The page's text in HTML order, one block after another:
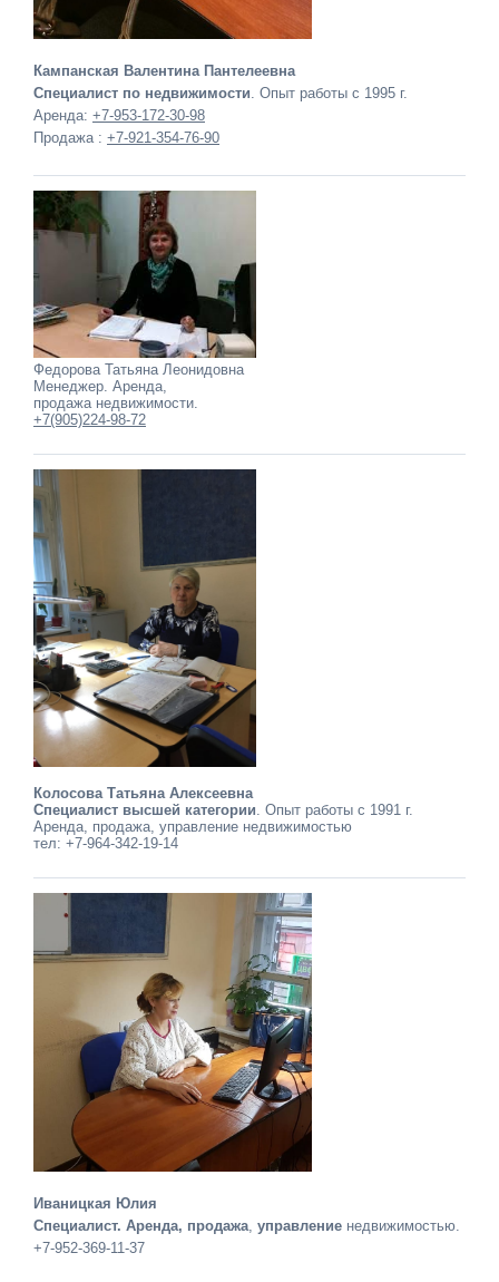
Кампанская Валентина Пантелеевна
Специалист по недвижимости. Опыт работы с 1995 г.
Аренда: +7-953-172-30-98
Продажа : +7-921-354-76-90
Федорова Татьяна Леонидовна
Менеджер. Аренда,
продажа недвижимости.
+7(905)224-98-72
Колосова Татьяна Алексеевна
Специалист высшей категории. Опыт работы с 1991 г.
Аренда, продажа, управление недвижимостью
тел: +7-964-342-19-14
Иваницкая Юлия
Специалист. Аренда, продажа, управление недвижимостью.
+7-952-369-11-37